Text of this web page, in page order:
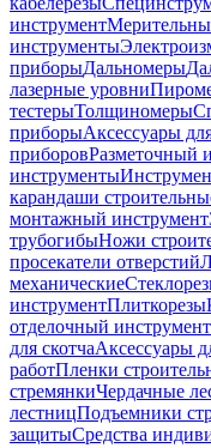
инструмент
инструменты
приборыДальномеры
лазерные уровни
тестерыТолщиномеры
приборыАксессуары
приборовРазметочный
инструменты
карандаши
монтажный инструмент
трубогибыНожи
просекатели отверстий
механические
инструментПлиткорезы
отделочный инструмент
для скотчаАксессуары
работПленки
стремянкиЧердачные
лестницПодъемники
защитыСредства